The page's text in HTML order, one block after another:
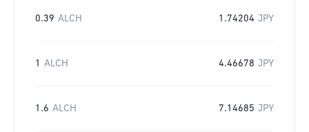
0.39 ALCH 1.74204 JPY
1 ALCH 4.46678 JPY
1.6 ALCH 7.14685 JPY